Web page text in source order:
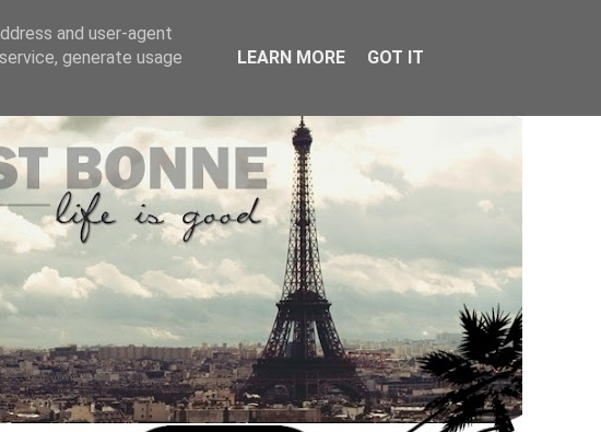
and user-agent
generate usage
LEARN MORE GOT IT